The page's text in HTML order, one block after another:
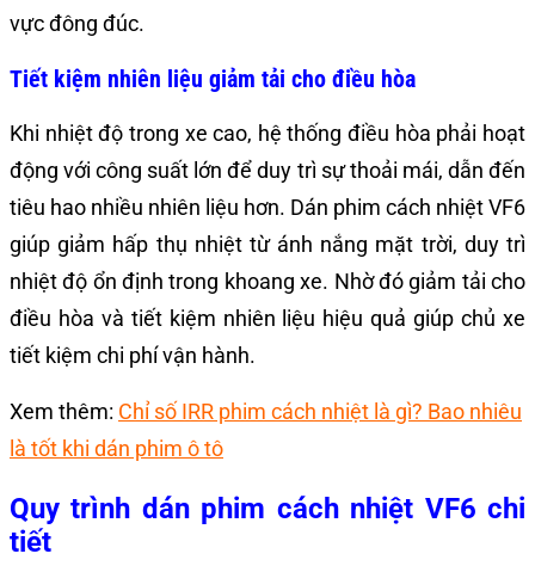
vực đông đúc.
Tiết kiệm nhiên liệu giảm tải cho điều hòa
Khi nhiệt độ trong xe cao, hệ thống điều hòa phải hoạt
động với công suất lớn để duy trì sự thoải mái, dẫn đến
tiêu hao nhiều nhiên liệu hơn. Dán phim cách nhiệt VF6
giúp giảm hấp thụ nhiệt từ ánh nắng mặt trời, duy trì
nhiệt độ ổn định trong khoang xe. Nhờ đó giảm tải cho
điều hòa và tiết kiệm nhiên liệu hiệu quả giúp chủ xe
tiết kiệm chi phí vận hành.
Xem thêm: Chỉ số IRR phim cách nhiệt là gì? Bao nhiêu
là tốt khi dán phim ô tô
Quy trình dán phim cách nhiệt VF6 chi
tiết